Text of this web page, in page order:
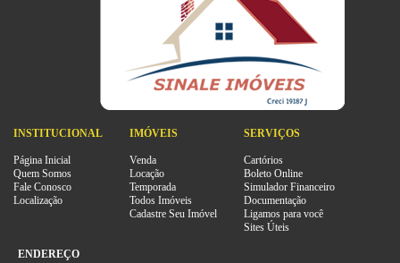
INSTITUCIONAL
Página Inicial
Quem Somos
Fale Conosco
Localização
IMÓVEIS
Venda
Locação
Temporada
Todos Imóveis
Cadastre Seu Imóvel
SERVIÇOS
Cartórios
Boleto Online
Simulador Financeiro
Documentação
Ligamos para você
Sites Úteis
ENDEREÇO